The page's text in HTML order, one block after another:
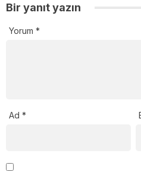
Bir yanıt yazın
Yorum *
Ad *